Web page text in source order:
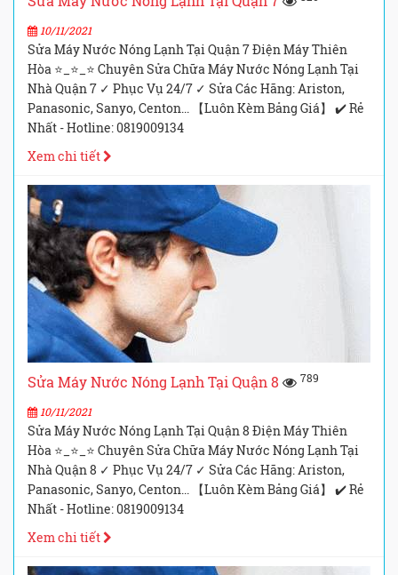
10/11/2021
Sửa Máy Nước Nóng Lạnh Tại Quận 7 Điện Máy Thiên
Hòa ⭐_⭐_⭐ Chuyên Sửa Chữa Máy Nước Nóng Lạnh Tại
Nhà Quận 7 ✓ Phục Vụ 24/7 ✓ Sửa Các Hãng: Ariston,
Panasonic, Sanyo, Centon... 【Luôn Kèm Bảng Giá】 ✔️ Rẻ
Nhất - Hotline: 0819009134
Xem chi tiết
Sửa Máy Nước Nóng Lạnh Tại Quận 8 789
10/11/2021
Sửa Máy Nước Nóng Lạnh Tại Quận 8 Điện Máy Thiên
Hòa ⭐_⭐_⭐ Chuyên Sửa Chữa Máy Nước Nóng Lạnh Tại
Nhà Quận 8 ✓ Phục Vụ 24/7 ✓ Sửa Các Hãng: Ariston,
Panasonic, Sanyo, Centon... 【Luôn Kèm Bảng Giá】 ✔️ Rẻ
Nhất - Hotline: 0819009134
Xem chi tiết